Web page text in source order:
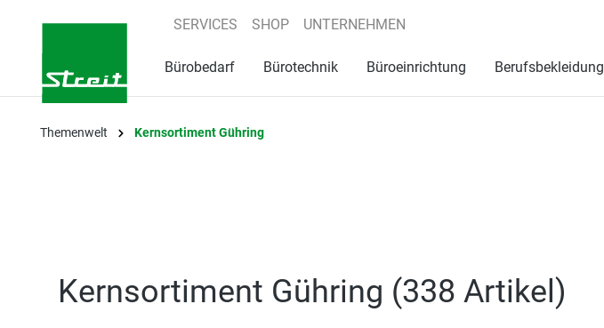
Zur Hauptnavigation springen
SERVICES SHOP UNTERNEHMEN
Bürobedarf Bürotechnik Büroeinrichtung Berufsbekleidung
Themenwelt Kernsortiment Gühring
Kernsortiment Gühring (338 Artikel )